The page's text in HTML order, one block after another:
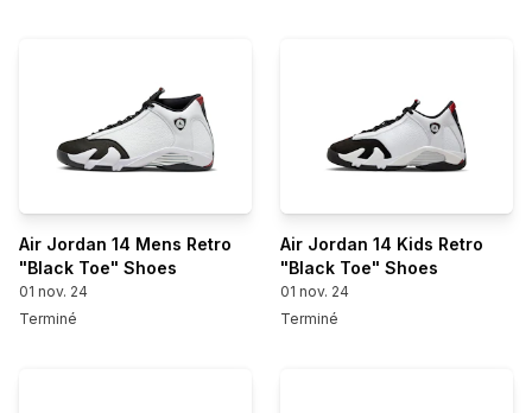
Air Jordan 14 Mens Retro
"Black Toe" Shoes
01 nov. 24
Terminé
Air Jordan 14 Kids Retro
"Black Toe" Shoes
01 nov. 24
Terminé